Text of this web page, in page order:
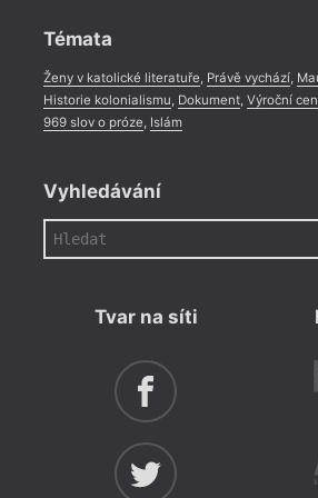
Témata
Ženy v katolické literatuře, Právě vychází,
Historie kolonialismu, Dokument, Výroční
969 slov o próze, Islám
Vyhledávání
Tvar na síti